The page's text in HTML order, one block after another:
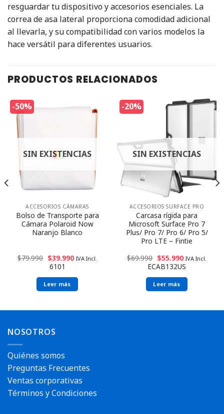
resguardar tu dispositivo y accesorios esenciales. La
correa de asa lateral proporciona comodidad adicional
al llevarla, y su compatibilidad con varios modelos la
hace versátil para diferentes usuarios.​
PRODUCTOS RELACIONADOS
-50%
SIN EXISTENCIAS
ACCESORIOS CÁMARAS
Bolso de Transporte para
Cámara Polaroid Now
Naranjo Blanco
$79.990 $39.990 IVA Incl.
6101
Leer más
-20%
SIN EXISTENCIAS
ACCESORIOS SURFACE PRO
Carcasa rígida para
Microsoft Surface Pro 7
Plus/ Pro 7/ Pro 6/ Pro 5/
Pro LTE – Fintie
$69.990 $55.990 IVA Incl.
ECAB132US
Leer más
NOSOTROS
Quiénes somos
Preguntas Frecuentes
Ventas corporativas
Términos y Condiciones